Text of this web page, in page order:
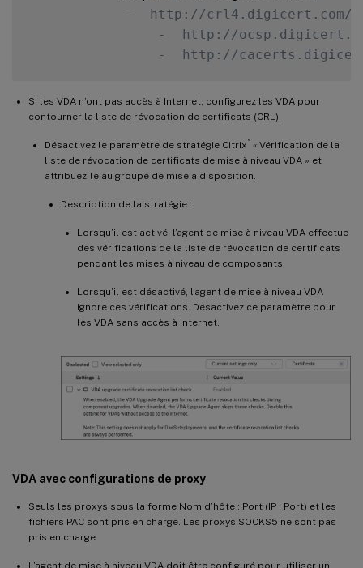
            -  http://crl4.digicert.com/*
-  http://
Si les VDA n’ont pas accès à Internet, configurez les VDA pour
contourner la liste de révocation de certificats (CRL).
Désactivez le paramètre de stratégie Citrix ® « Vérification de la
liste de révocation de certificats de mise à niveau VDA » et
attribuez-le au groupe de mise à disposition.
Description de la stratégie :
Lorsqu’il est activé, l’agent de mise à niveau VDA effectue
des vérifications de la liste de révocation de certificats
pendant les mises à niveau de composants.
Lorsqu’il est désactivé, l’agent de mise à niveau VDA
ignore ces vérifications. Désactivez ce paramètre pour
les VDA sans accès à Internet.
VDA avec configurations de proxy
Seuls les proxys sous la forme Nom d’hôte : Port (IP : Port) et les
fichiers PAC sont pris en charge. Les proxys SOCKS5 ne sont pas
pris en charge.
L’agent de mise à niveau VDA doit être configuré pour utiliser un